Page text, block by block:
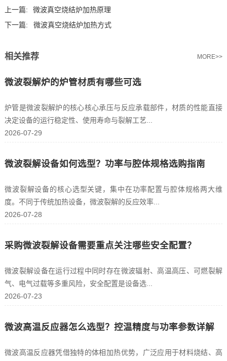
上一篇:
微波真空烧结炉加热原理
下一篇:
微波真空烧结炉加热方式
相关推荐 MORE>>
微波裂解炉的炉管材质有哪些可选
炉管是微波裂解炉的核心核心承压与反应承载部件，材质的性能直接
决定设备的运行稳定性、使用寿命与裂解工艺...
2026-07-29
微波裂解设备如何选型？功率与腔体规格选购指南
微波裂解设备的核心选型关键，集中在功率配置与腔体规格两大维
度。不同于传统加热设备，微波裂解的反应效率...
2026-07-28
采购微波裂解设备需要重点关注哪些安全配置？
微波裂解设备在运行过程中同时存在微波辐射、高温高压、可燃裂解
气、电气过载等多重风险，安全配置是设备选...
2026-07-23
微波高温反应器怎么选型？控温精度与功率参数详解
微波高温反应器凭借独特的体相加热优势，广泛应用于材料烧结、高